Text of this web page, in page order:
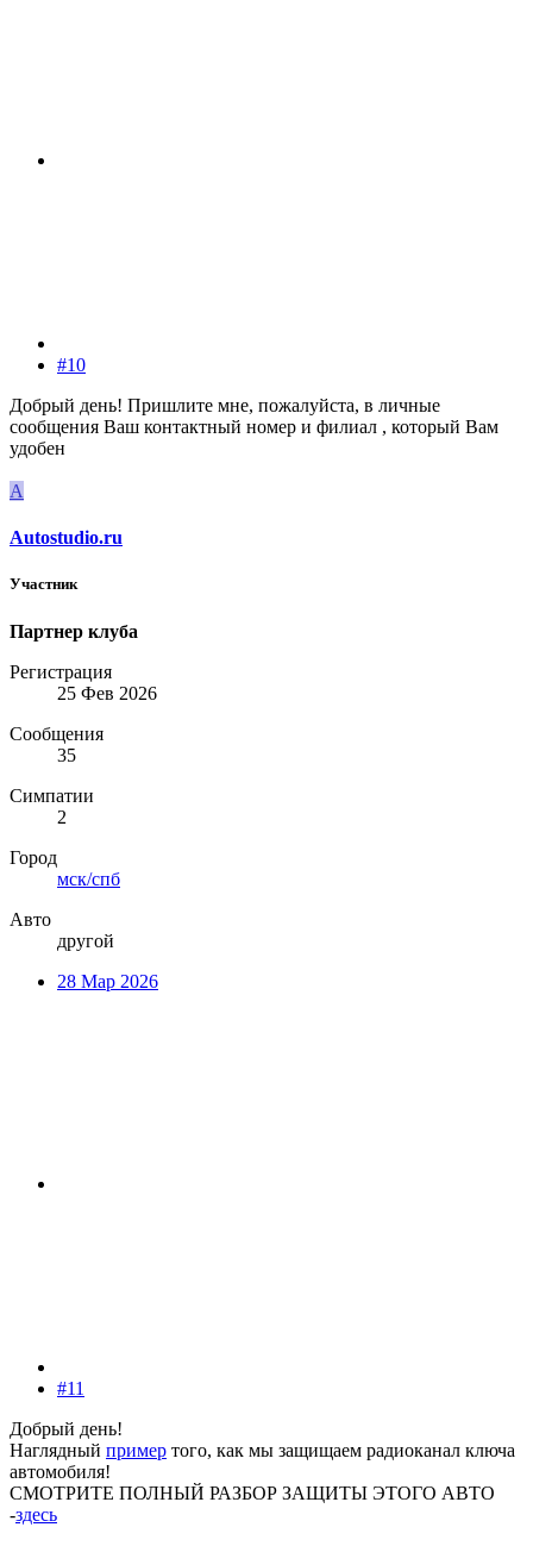
#10
Добрый день! Пришлите мне, пожалуйста, в личные
сообщения Ваш контактный номер и филиал , который Вам
удобен
A
Autostudio.ru
Участник
Партнер клуба
Регистрация
25 Фев 2026
Сообщения
35
Симпатии
2
Город
мск/спб
Авто
другой
28 Мар 2026
#11
Добрый день!
Наглядный пример того, как мы защищаем радиоканал ключа
автомобиля!
СМОТРИТЕ ПОЛНЫЙ РАЗБОР ЗАЩИТЫ ЭТОГО АВТО
-здесь